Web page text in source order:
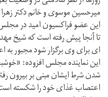
میرحسین موسوی و خانم دکتر
این عضو فراکسیون امید در
تا آنجا پیش رفته است که شیخ
ای برای وی برگزار شود مجبور
این نماینده مجلس افزوده:
شدن شرط ایشان مبنی بر بیرون
اعتصاب غذای خود را شکسته